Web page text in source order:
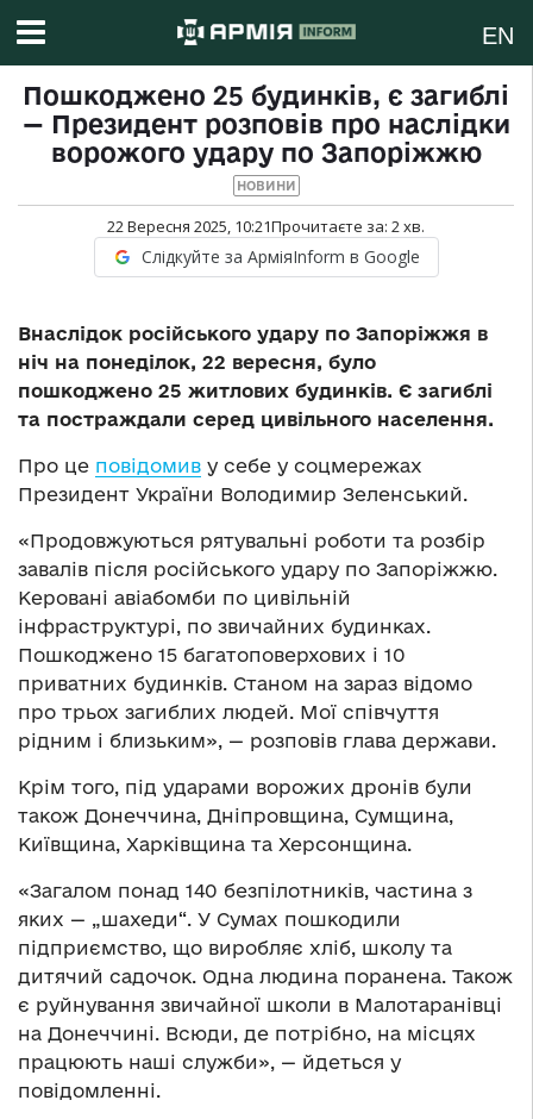
EN
Пошкоджено 25 будинків, є загиблі
— Президент розповів про наслідки
ворожого удару по Запоріжжю
НОВИНИ
22 Вересня 2025, 10:21Прочитаєте за: 2хв.
Слідкуйте за АрміяInform в Google
Внаслідок російського удару по Запоріжжя в
ніч на понеділок, 22 вересня, було
пошкоджено 25 житлових будинків. Є загиблі
та постраждали серед цивільного населення.
Про це повідомив у себе у соцмережах
Президент України Володимир Зеленський.
«Продовжуються рятувальні роботи та розбір
завалів після російського удару по Запоріжжю.
Керовані авіабомби по цивільній
інфраструктурі, по звичайних будинках.
Пошкоджено 15 багатоповерхових і 10
приватних будинків. Станом на зараз відомо
про трьох загиблих людей. Мої співчуття
рідним і близьким», — розповів глава держави.
Крім того, під ударами ворожих дронів були
також Донеччина, Дніпровщина, Сумщина,
Київщина, Харківщина та Херсонщина.
«Загалом понад 140 безпілотників, частина з
яких — „шахеди“. У Сумах пошкодили
підприємство, що виробляє хліб, школу та
дитячий садочок. Одна людина поранена. Також
є руйнування звичайної школи в Малотаранівці
на Донеччині. Всюди, де потрібно, на місцях
працюють наші служби», — йдеться у
повідомленні.